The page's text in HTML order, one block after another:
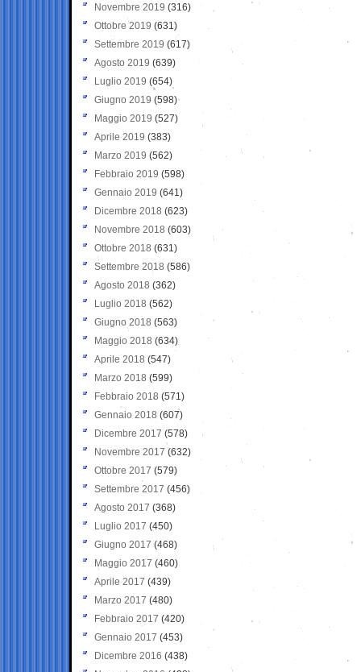
Novembre 2019 (316)
Ottobre 2019 (631)
Settembre 2019 (617)
Agosto 2019 (639)
Luglio 2019 (654)
Giugno 2019 (598)
Maggio 2019 (527)
Aprile 2019 (383)
Marzo 2019 (562)
Febbraio 2019 (598)
Gennaio 2019 (641)
Dicembre 2018 (623)
Novembre 2018 (603)
Ottobre 2018 (631)
Settembre 2018 (586)
Agosto 2018 (362)
Luglio 2018 (562)
Giugno 2018 (563)
Maggio 2018 (634)
Aprile 2018 (547)
Marzo 2018 (599)
Febbraio 2018 (571)
Gennaio 2018 (607)
Dicembre 2017 (578)
Novembre 2017 (632)
Ottobre 2017 (579)
Settembre 2017 (456)
Agosto 2017 (368)
Luglio 2017 (450)
Giugno 2017 (468)
Maggio 2017 (460)
Aprile 2017 (439)
Marzo 2017 (480)
Febbraio 2017 (420)
Gennaio 2017 (453)
Dicembre 2016 (438)